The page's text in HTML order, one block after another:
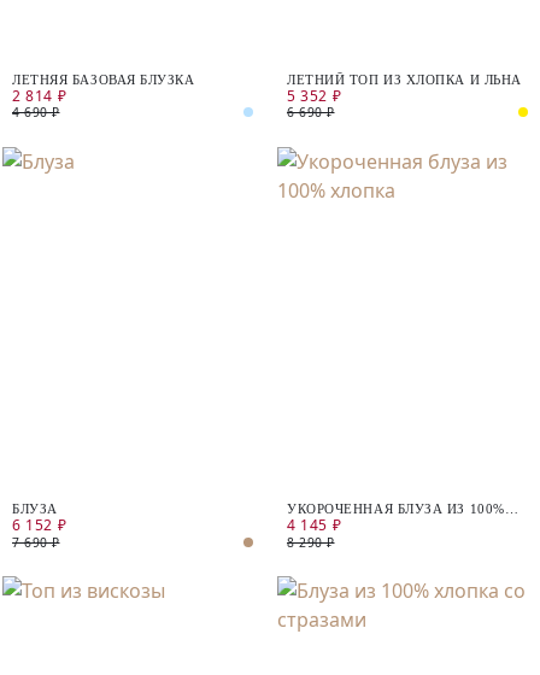
ЛЕТНЯЯ БАЗОВАЯ БЛУЗКА
2 814 ₽
4 690 ₽
ЛЕТНИЙ ТОП ИЗ ХЛОПКА И ЛЬНА
5 352 ₽
6 690 ₽
БЛУЗА
6 152 ₽
7 690 ₽
УКОРОЧЕННАЯ БЛУЗА ИЗ 100%
ХЛОПКА
4 145 ₽
8 290 ₽